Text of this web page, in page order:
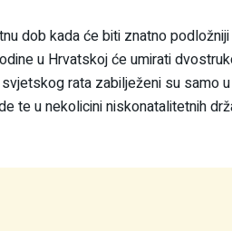
dob kada će biti znatno
u Hrvatskoj će umirati
rata zabilježeni su samo
te u nekolicini niskonatalitetnih